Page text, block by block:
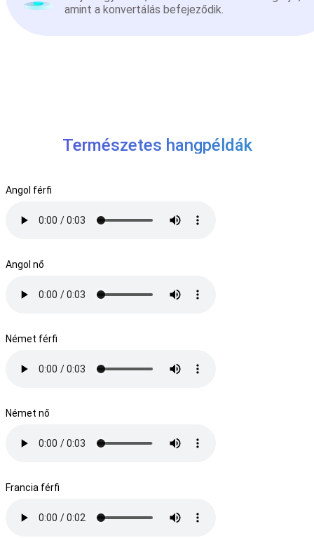
amint a konvertálás befejeződik.
Természetes hangpéldák
Angol férfi
Angol nő
Német férfi
Német nő
Francia férfi